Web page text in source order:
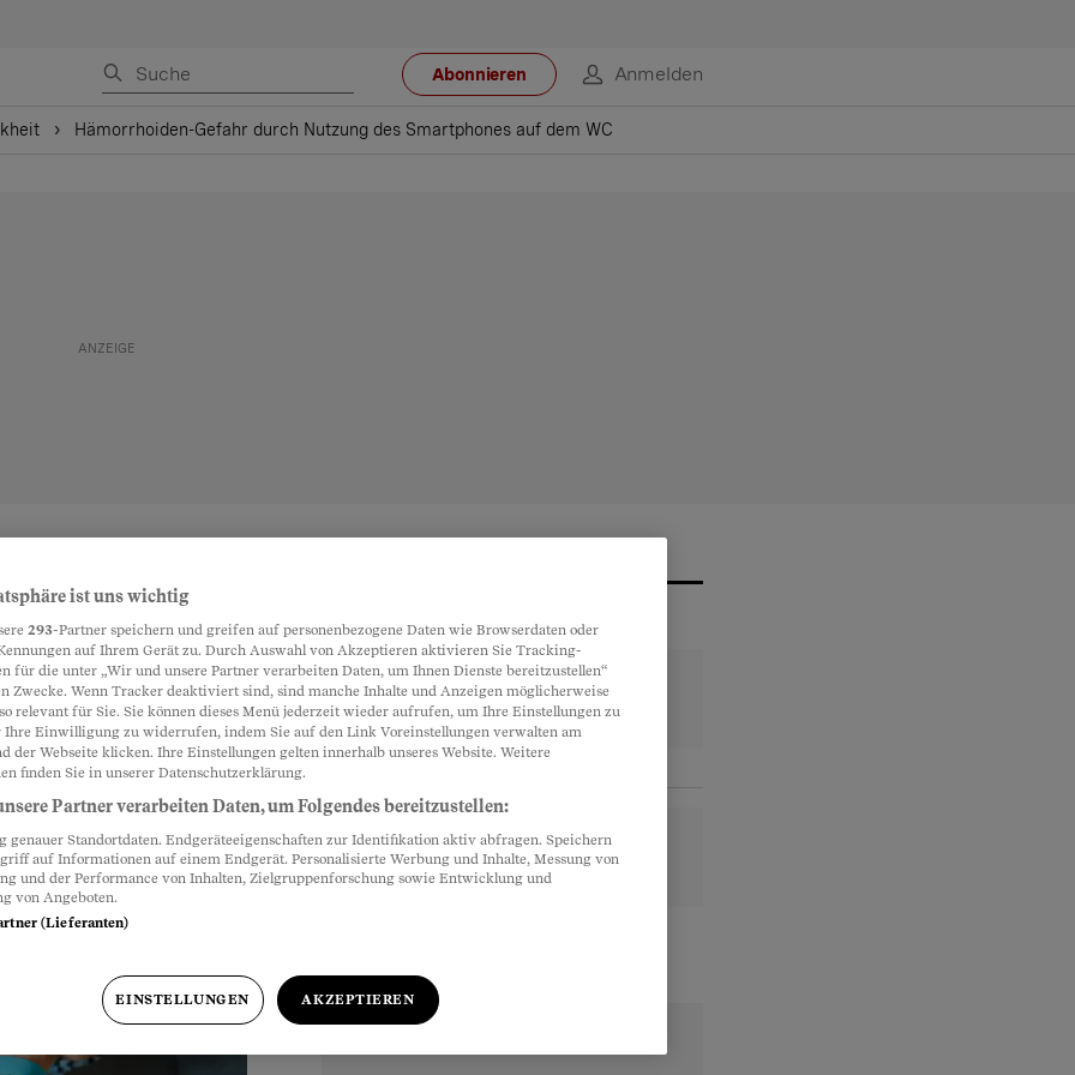
Abonnieren Anmelden
Hämorrhoiden-Gefahr durch Nutzung des Smartphones auf dem WC
nicht
sitzt, riskiert
Schwerkraft zu tun.
Uhr
ist uns wichtig
293-Partner speichern und greifen auf personenbezogene Daten wie Browserdaten oder
auf Ihrem Gerät zu. Durch Auswahl von Akzeptieren aktivieren Sie Tracking-
für die unter „Wir und unsere Partner verarbeiten Daten, um Ihnen Dienste bereitzustellen“
Zwecke. Wenn Tracker deaktiviert sind, sind manche Inhalte und Anzeigen möglicherweise
relevant für Sie. Sie können dieses Menü jederzeit wieder aufrufen, um Ihre Einstellungen zu
Ihre Einwilligung zu widerrufen, indem Sie auf den Link Voreinstellungen verwalten am
der Webseite klicken. Ihre Einstellungen gelten innerhalb unseres Website. Weitere
finden Sie in unserer Datenschutzerklärung.
Partner verarbeiten Daten, um Folgendes bereitzustellen:
genauer Standortdaten. Endgeräteeigenschaften zur Identifikation aktiv abfragen. Speichern
auf Informationen auf einem Endgerät. Personalisierte Werbung und Inhalte, Messung von
und der Performance von Inhalten, Zielgruppenforschung sowie Entwicklung und
von Angeboten.
(Lieferanten)
EINSTELLUNGEN AKZEPTIEREN